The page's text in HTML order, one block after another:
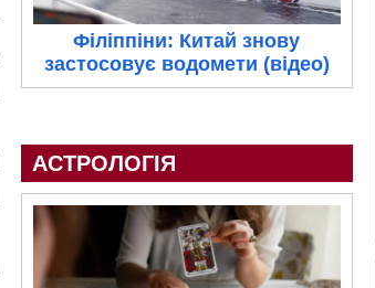
Філіппіни: Китай знову
застосовує водомети (відео)
АСТРОЛОГІЯ